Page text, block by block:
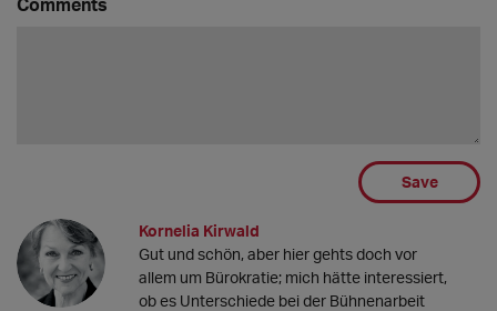
Save
Kornelia Kirwald
Gut und schön, aber hier gehts doch vor
allem um Bürokratie; mich hätte interessiert,
ob es Unterschiede bei der Bühnenarbeit